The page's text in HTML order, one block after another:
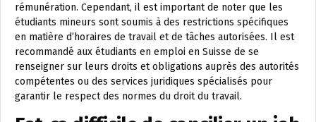
rémunération. Cependant, il est important de noter que les
étudiants mineurs sont soumis à des restrictions spécifiques
en matière d’horaires de travail et de tâches autorisées. Il est
recommandé aux étudiants en emploi en Suisse de se
renseigner sur leurs droits et obligations auprès des autorités
compétentes ou des services juridiques spécialisés pour
garantir le respect des normes du droit du travail.